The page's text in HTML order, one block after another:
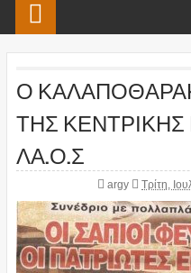
Ο
ΤΗΣ
ΛΑ.Ο.Σ
argy Τρίτη,